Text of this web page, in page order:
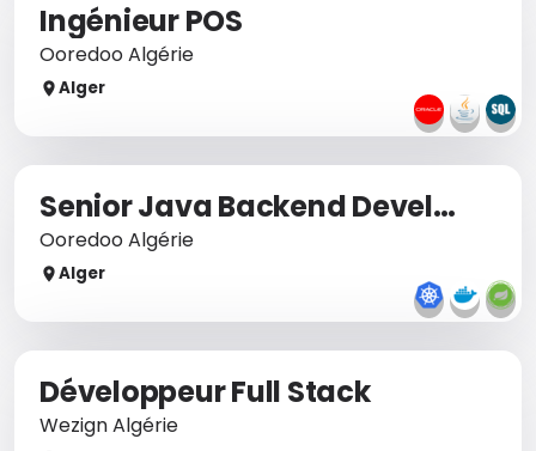
Ingénieur POS
Ooredoo Algérie
Alger
Senior Java Backend Developer – APIs & Microservices
Ooredoo Algérie
Alger
Développeur Full Stack
Wezign Algérie